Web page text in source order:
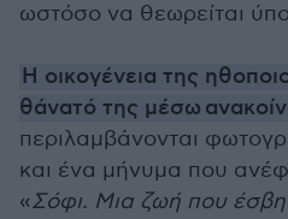
ωστόσο να θεωρείται
Η οικογένεια της
θάνατό της μέσω
περιλαμβάνονται
και ένα μήνυμα που
«Σόφι. Μια ζωή που